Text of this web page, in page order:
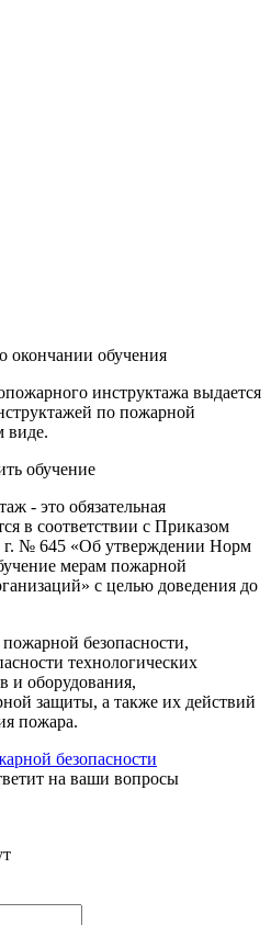
окончании обучения
инструктажа выдается
по пожарной
виде.
обучение
- это обязательная
в соответствии с Приказом
№ 645 «Об утверждении Норм
мерам пожарной
с целью доведения до
безопасности,
технологических
и оборудования,
защиты, а также их действий
пожара.
безопасности
на ваши вопросы